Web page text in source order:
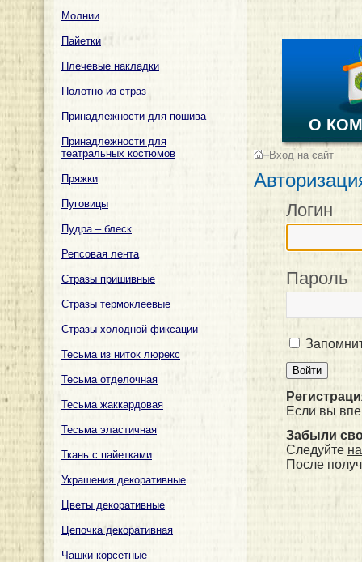
Молнии
Пайетки
Плечевые накладки
Полотно из страз
Принадлежности для пошива
Принадлежности для
театральных костюмов
Пряжки
Пуговицы
Пудра – блеск
Репсовая лента
Стразы пришивные
Стразы термоклеевые
Стразы холодной фиксации
Тесьма из ниток люрекс
Тесьма отделочная
Тесьма жаккардовая
Тесьма эластичная
Ткань с пайетками
Украшения декоративные
Цветы декоративные
Цепочка декоративная
Чашки корсетные
О
–Вход на сайт
Логин
Пароль
Если вы
Забыли
Следуйте
После